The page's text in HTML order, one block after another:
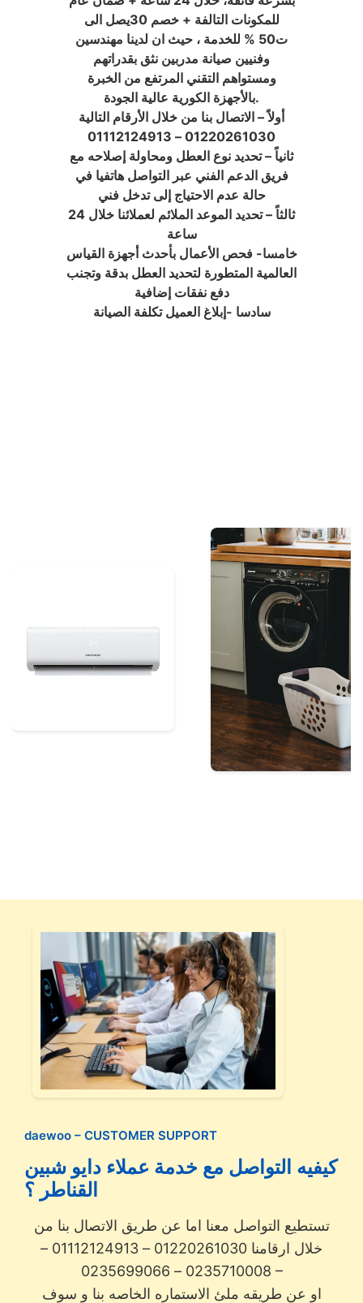
للمكونات التالفة + خصم 30يصل الى
ت50 % للخدمة ، حيث ان لدينا مهندسين
وفنيين صيانة مدربين نثق بقدراتهم
ومستواهم التقني المرتفع من الخبرة
بالأجهزة الكورية عالية الجودة.
أولاً – الاتصال بنا من خلال الأرقام التالية
01220261030 – 01112124913
ثانياً – تحديد نوع العطل ومحاولة إصلاحه مع
فريق الدعم الفني عبر التواصل هاتفيا في
حالة عدم الاحتياج إلى تدخل فني
ثالثاً – تحديد الموعد الملائم لعملائنا خلال 24
ساعة
خامسا- فحص الأعمال بأحدث أجهزة القياس
العالمية المتطورة لتحديد العطل بدقة وتجنب
دفع نفقات إضافية
سادسا -إبلاغ العميل تكلفة الصيانة
daewoo – CUSTOMER SUPPORT
كيفيه التواصل مع خدمة عملاء دايو شبين
القناطر ؟
تستطيع التواصل معنا اما عن طريق الاتصال بنا من
خلال ارقامنا 01220261030 – 01112124913 –
0235710008 – 0235699066 –
او عن طريقه ملئ الاستماره الخاصه بنا و سوف